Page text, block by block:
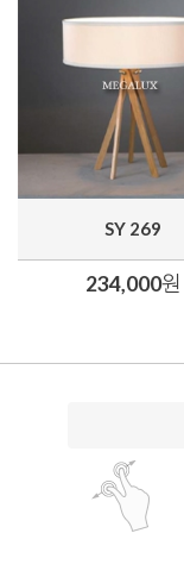
SY 269
234,000원